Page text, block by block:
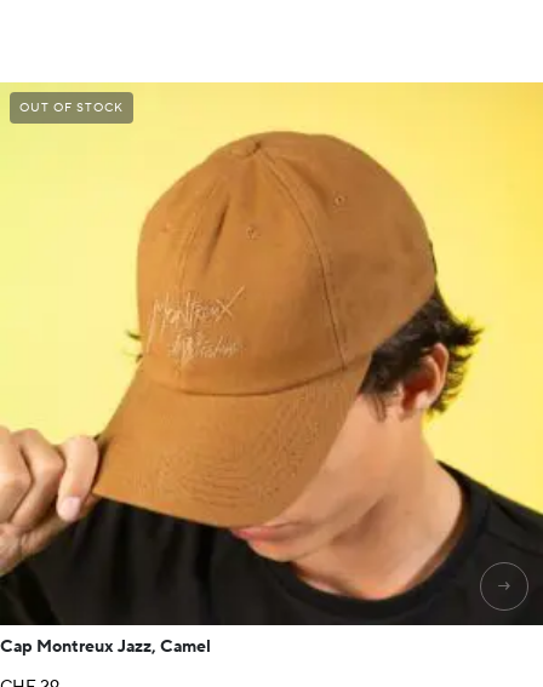
→
OUT OF STOCK
Cap Montreux Jazz, Camel